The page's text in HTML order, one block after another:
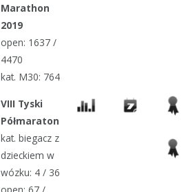
Marathon
2019
open: 1637 /
4470
kat. M30: 764
VIII Tyski
Półmaraton
kat. biegacz z
dzieckiem w
wózku: 4 / 36